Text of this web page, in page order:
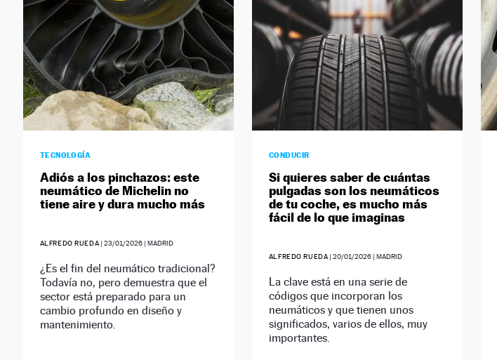
TECNOLOGÍA
Adiós a los pinchazos: este
neumático de Michelin no
tiene aire y dura mucho más
ALFREDO RUEDA |23/01/2026 | MADRID
¿Es el fin del neumático tradicional?
Todavía no, pero demuestra que el
sector está preparado para un
cambio profundo en diseño y
mantenimiento.
CONDUCIR
Si quieres saber de cuántas
pulgadas son los neumáticos
de tu coche, es mucho más
fácil de lo que imaginas
ALFREDO RUEDA |20/01/2026 | MADRID
La clave está en una serie de
códigos que incorporan los
neumáticos y que tienen unos
significados, varios de ellos, muy
importantes.